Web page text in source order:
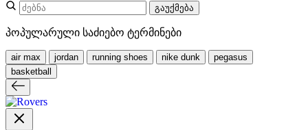
გაუქმება
პოპულარული საძიებო ტერმინები
air max jordan running shoes nike dunk
pegasus
basketball